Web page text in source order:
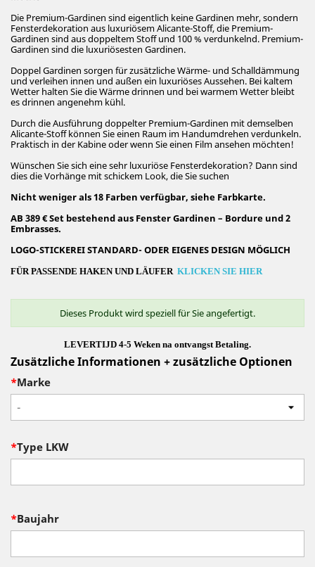
Die Premium-Gardinen sind eigentlich keine Gardinen mehr, sondern
Fensterdekoration aus luxuriösem Alicante-Stoff, die Premium-
Gardinen sind aus doppeltem Stoff und 100 % verdunkelnd. Premium-
Gardinen sind die luxuriösesten Gardinen.
Doppel Gardinen sorgen für zusätzliche Wärme- und Schalldämmung
und verleihen innen und außen ein luxuriöses Aussehen. Bei kaltem
Wetter halten Sie die Wärme drinnen und bei warmem Wetter bleibt
es drinnen angenehm kühl.
Durch die Ausführung doppelter Premium-Gardinen mit demselben
Alicante-Stoff können Sie einen Raum im Handumdrehen verdunkeln.
Praktisch in der Kabine oder wenn Sie einen Film ansehen möchten!
Wünschen Sie sich eine sehr luxuriöse Fensterdekoration? Dann sind
dies die Vorhänge mit schickem Look, die Sie suchen
Nicht weniger als 18 Farben verfügbar, siehe Farbkarte.
AB 389 € Set bestehend aus Fenster Gardinen – Bordure und 2
Embrasses.
LOGO-STICKEREI STANDARD- ODER EIGENES DESIGN MÖGLICH
FÜR PASSENDE HAKEN UND LÄUFER KLICKEN SIE HIER
Dieses Produkt wird speziell für Sie angefertigt.
LEVERTIJD 4-5 Weken na ontvangst Betaling.
Zusätzliche Informationen + zusätzliche Optionen
*Marke
-
*Type LKW
*Baujahr